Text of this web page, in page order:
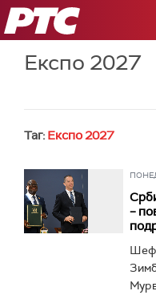
РТС
Експо 2027
Таг: Експо 2027
–